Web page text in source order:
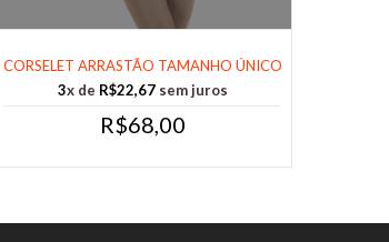
CORSELET ARRASTÃO TAMANHO ÚNICO
COR PRET......
3x de R$22,67sem juros
R$68,00